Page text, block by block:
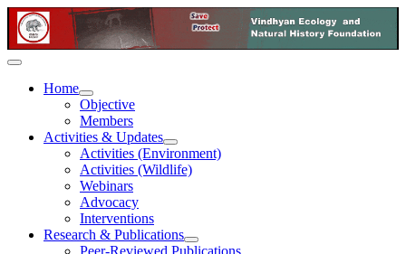
Home
Objective
Members
Activities & Updates
Activities (Environment)
Activities (Wildlife)
Webinars
Advocacy
Interventions
Research & Publications
Peer-Reviewed Publications